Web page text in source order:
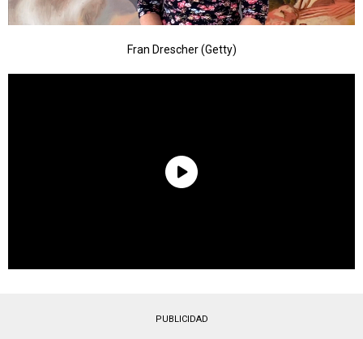
Fran Drescher (Getty)
PUBLICIDAD